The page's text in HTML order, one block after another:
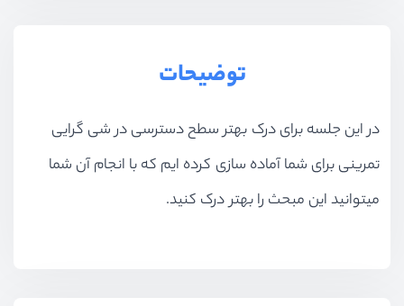
توضیحات
در این جلسه برای درک بهتر سطح دسترسی در شی گرایی
تمرینی برای شما آماده سازی کرده ایم که با انجام آن شما
میتوانید این مبحث را بهتر درک کنید.